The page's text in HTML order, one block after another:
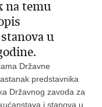
na temu
u
Državne
predstavnika
Državnog zavoda za
i stanova u